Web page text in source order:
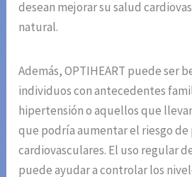
desean mejorar su salud
natural.
Además, OPTIHEART puede ser
individuos con antecedentes
hipertensión o aquellos que
que podría aumentar el riesgo de
cardiovasculares. El uso regular
puede ayudar a controlar los